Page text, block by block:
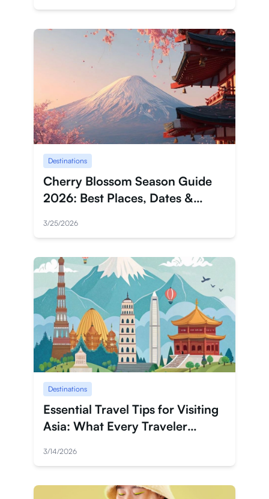
Destinations
Cherry Blossom Season Guide
2026: Best Places, Dates &
3/25/2026
Destinations
Essential Travel Tips for Visiting
Asia: What Every Traveler
3/14/2026